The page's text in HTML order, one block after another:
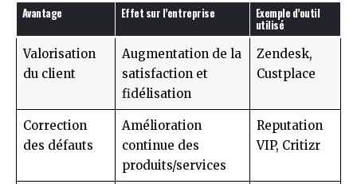
Avantage Effet sur l’entreprise Exemple d’outil
utilisé
Valorisation
du client
Augmentation de la
satisfaction et
fidélisation
Zendesk,
Custplace
Correction
des défauts
Amélioration
continue des
produits/services
Reputation
VIP, Critizr